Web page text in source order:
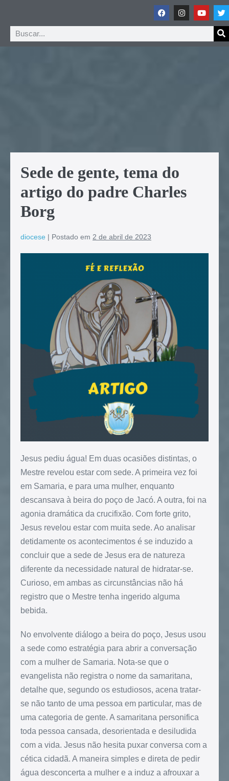
Sede de gente, tema do
artigo do padre Charles
Borg
diocese | Postado em 2 de abril de 2023
Jesus pediu água! Em duas ocasiões distintas, o
Mestre revelou estar com sede. A primeira vez foi
em Samaria, e para uma mulher, enquanto
descansava à beira do poço de Jacó. A outra, foi na
agonia dramática da crucifixão. Com forte grito,
Jesus revelou estar com muita sede. Ao analisar
detidamente os acontecimentos é se induzido a
concluir que a sede de Jesus era de natureza
diferente da necessidade natural de hidratar-se.
Curioso, em ambas as circunstâncias não há
registro que o Mestre tenha ingerido alguma
bebida.
No envolvente diálogo a beira do poço, Jesus usou
a sede como estratégia para abrir a conversação
com a mulher de Samaria. Nota-se que o
evangelista não registra o nome da samaritana,
detalhe que, segundo os estudiosos, acena tratar-
se não tanto de uma pessoa em particular, mas de
uma categoria de gente. A samaritana personifica
toda pessoa cansada, desorientada e desiludida
com a vida. Jesus não hesita puxar conversa com a
cética cidadã. A maneira simples e direta de pedir
água desconcerta a mulher e a induz a afrouxar a